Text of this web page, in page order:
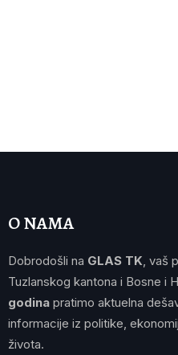
O NAMA
Dobrodošli na GLAS TK , vaš
Tuzlanskog kantona i Bosne i
godina pratimo aktuelna
informacije iz politike,
života.